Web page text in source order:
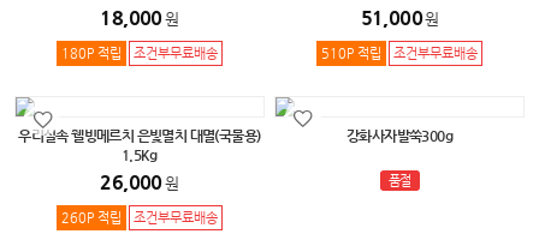
18,000원
180P 적립 조건부무료배송
51,000원
510P 적립 조건부무료배송
우리실속 웰빙메르치 은빛멸치 대멸(국물용)
1.5Kg
26,000원
260P 적립 조건부무료배송
강화사자발쑥300g
품절